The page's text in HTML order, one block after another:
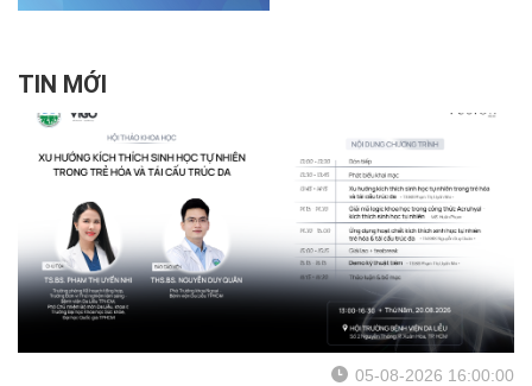
công với sự tham gia của
gần 200 đại biểu trên cả
nước.
TIN MỚI
05-08-2026 16:00:00